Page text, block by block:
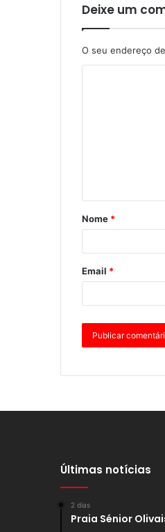
Deixe um
O seu endereço
Nome *
Email *
Últimas notícias
2 dias
Praia Sénior